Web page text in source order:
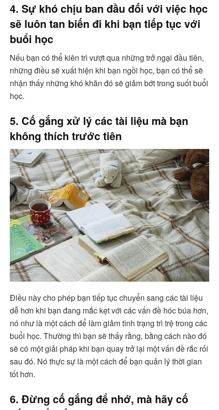
4. Sự khó chịu ban đầu đối với việc học
sẽ luôn tan biến đi khi bạn tiếp tục với
buổi học
Nếu bạn có thể kiên trì vượt qua những trở ngại đầu tiên,
những điều sẽ xuất hiện khi bạn ngồi học, bạn có thể sẽ
nhận thấy những khó khăn đó sẽ giảm bớt trong suốt buổi
học.
5. Cố gắng xử lý các tài liệu mà bạn
không thích trước tiên
Điều này cho phép bạn tiếp tục chuyển sang các tài liệu
dễ hơn khi bạn đang mắc kẹt với các vấn đề hóc búa hơn,
nó như là một cách để làm giảm tình trạng trì trệ trong các
buổi học. Thường thì bạn sẽ thấy rằng, bằng cách nào đó
sẽ có một giải pháp khi bạn quay trở lại một vấn đề rắc rối
sau đó. Nó thực sự là một cách để bạn quản lý thời gian
tốt hơn.
6. Đừng cố gắng để nhớ, mà hãy cố